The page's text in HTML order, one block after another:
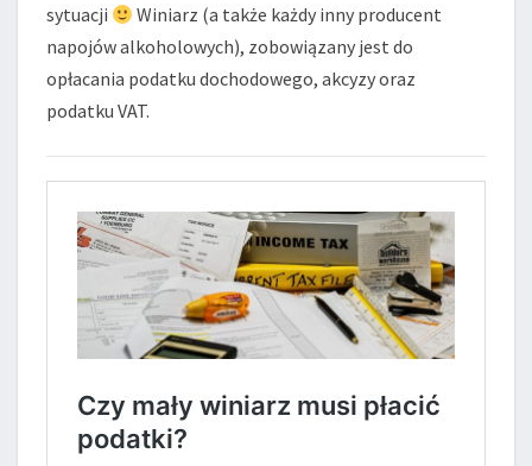
PRODUKCJI
WINA?
sytuacji
Winiarz (a także każdy inny producent
napojów alkoholowych), zobowiązany jest do
opłacania podatku dochodowego, akcyzy oraz
podatku VAT.